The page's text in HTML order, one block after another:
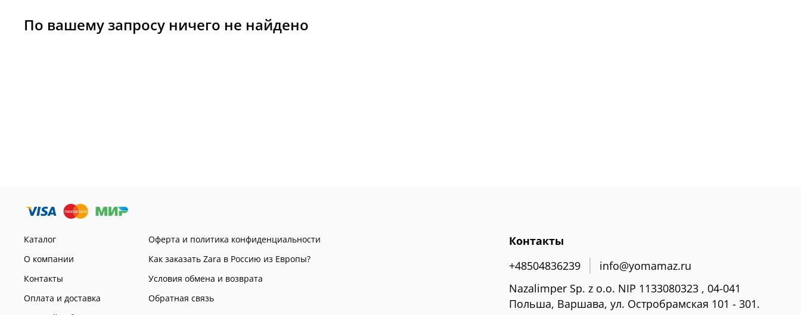
По вашему запросу ничего не найдено
Каталог
О компании
Контакты
Оплата и доставка
Оферта и политика конфиденциальности
Как заказать Zara в Россию из Европы?
Условия обмена и возврата
Обратная связь
Контакты
+48504836239
info@yomamaz.ru
Nazalimper Sp. z o.o. NIP 1133080323 , 04-041
Польша, Варшава, ул. Остробрамская 101 - 301.